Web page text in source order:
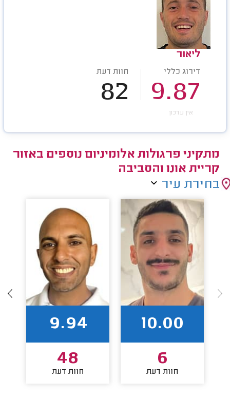
ליאור
דירוג כללי
9.87
חוות דעת
82
אין עדכון
מתקיני פרגולות אלומיניום נוספים באזור
קריית אונו והסביבה
בחירת עיר
10.00
6
חוות דעת
9.94
48
חוות דעת